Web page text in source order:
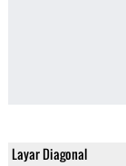
Layar Diagonal